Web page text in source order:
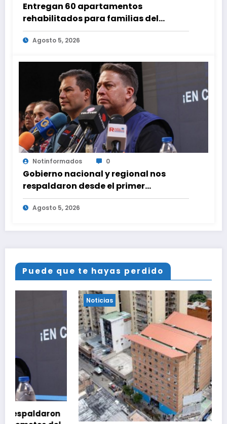
Entregan 60 apartamentos
rehabilitados para familias del
urbanismo Ana Victoria en La Guaira
Agosto 5, 2026
Notinformados 0
Gobierno nacional y regional nos
respaldaron desde el primer
momento tras terremotos del 24J
Agosto 5, 2026
Puede que te hayas perdido